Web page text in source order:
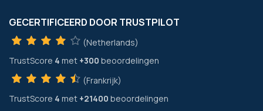
GECERTIFICEERD DOOR TRUSTPILOT
(Netherlands)
TrustScore 4 met +300 beoordelingen
(Frankrijk)
TrustScore 4 met +21400 beoordelingen